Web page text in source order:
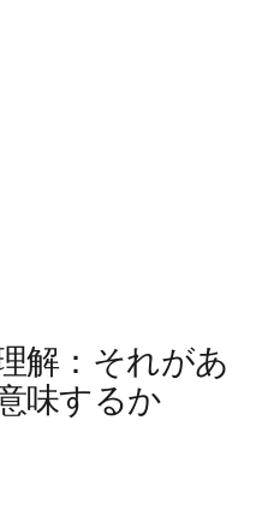
解：それがあ
味するか